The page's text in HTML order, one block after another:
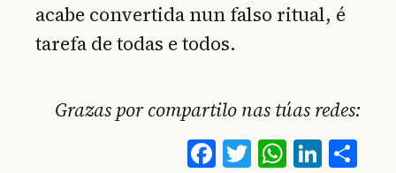
acabe convertida nun falso ritual, é
tarefa de todas e todos.
Grazas por compartilo nas túas redes:
Facebook
Twitter